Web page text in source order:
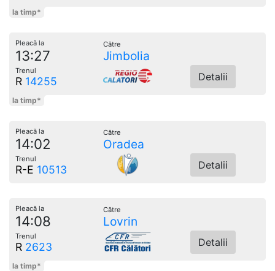
la timp*
Pleacă la
13:27
Către
Jimbolia
Trenul
R 14255 Detalii
la timp*
Pleacă la
14:02
Către
Oradea
Trenul
R-E 10513 Detalii
Pleacă la
14:08
Către
Lovrin
Trenul
R 2623 Detalii
la timp*